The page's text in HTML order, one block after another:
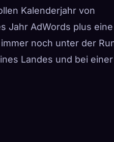
Kalenderjahr von
Jahr AdWords plus eine
noch unter der
Landes und bei einer